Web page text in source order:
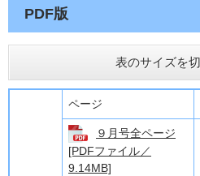
PDF版
表のサイズを
ページ
９月号全ページ
[PDFファイル／
9.14MB]